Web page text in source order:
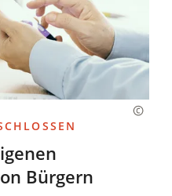
Bürgern